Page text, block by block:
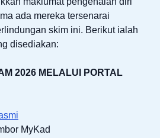
ada mereka tersenarai
skim ini. Berikut ialah
disediakan:
2026 MELALUI PORTAL
MyKad